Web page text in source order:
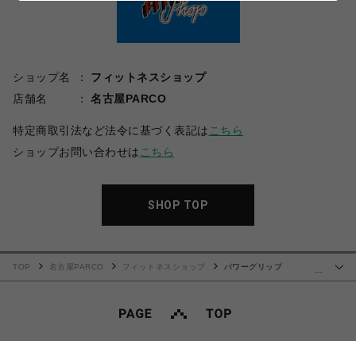
ショップ名
フィットネスショップ
店舗名
名古屋PARCO
特定商取引法など法令に基づく表記は こちら
ショップお問い合わせは こちら
SHOP TOP
TOP 名古屋PARCO フィットネスショップ
パワーグリップ